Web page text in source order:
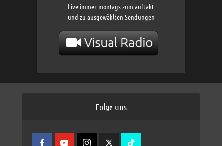
Live immer montags zum auftakt
und zu ausgewählten Sendungen
Folge uns